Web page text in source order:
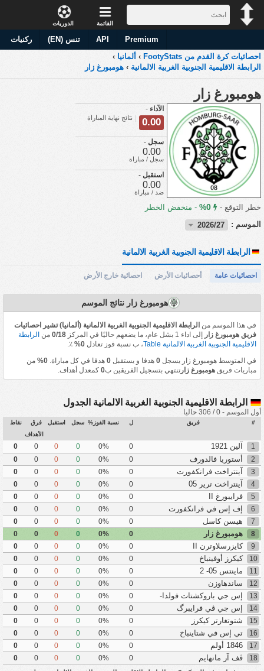
الدوريات القائمة
ركنيات تنس (EN) API
Premium
احصائيات كرة القدم من FootyStats
› ألمانيا ›
الرابطة الاقليمية الجنوبية الغربية الالمانية › هومبورغ زار
هومبورغ زار
الآداء -
0.00 نتائج نهاية المباراة
سجل -
0.00
سجل / مباراة
استقبل -
0.00
ضد / مباراة
خطر التوقع - 0%
- منخفض الخطر
الموسم :
2026/27
الرابطة الاقليمية الجنوبية الغربية الالمانية
احصائيات عامة أحصائيات الأرض احصائية خارج الأرض
هومبورغ زار نتائج الموسم
في هذا الموسم من
الرابطة الاقليمية الجنوبية الغربية الالمانية (ألمانيا) تشير احصائيات
فريق هومبورغ زار
إلى اداء 1 بشل عام، ما يضعهم حاليًا في المركز 0/18 من
الرابطة
الاقليمية الجنوبية الغربية الالمانية Table
، ب نسبة فوز تعادل0% ٪.
في المتوسط هومبورغ زار يسجل0 هدفا و يستقبل0 هدفا في كل مباراة.0%
من
مباريات فريقهومبورغ زارتنتهي بتسجيل الفريقين ب0 كمعدل أهداف.
الرابطة الاقليمية الجنوبية الغربية الالمانية الجدول
أول الموسم - 0 / 306 حاليا
# فريق ل نسبة الفوز% سجل استقبل
فرق
الأهداف
نقاط
1 آلين 1921 0
0%
0
0
0
0
2
أستوريا فالدورف 0
0%
0
0
0
0
3
آينتراخت فرانكفورت 0
0%
0
0
0
0
4
آينتراخت ترير 05 0
0%
0
0
0
0
5
فرايبورغ II 0
0%
0
0
0
0
6
إف إس في فرانكفورت 0
0%
0
0
0
0
7
هيسن كاسل 0
0%
0
0
0
0
8
هومبورغ زار 0
0%
0
0
0
0
9
كايزرسلاوترن II 0
0%
0
0
0
0
10
كيكرز أوفينباخ 0
0%
0
0
0
0
11
ماينتس 05- 2 0
0%
0
0
0
0
12
ساندهاوزن 0
0%
0
0
0
0
13
إس جي باروكشتات فولدا-
ليهنيرتس
0
0%
0
0
0
0
14
إس جي ڤي فرايبرگ 0
0%
0
0
0
0
15
شتوتغارتر كيكرز 0
0%
0
0
0
0
16
تي إس في شتاينباخ 0
0%
0
0
0
0
17
0
0%
0
0
0
0
18
ڤف آر مانهايم 0
0%
0
0
0
0